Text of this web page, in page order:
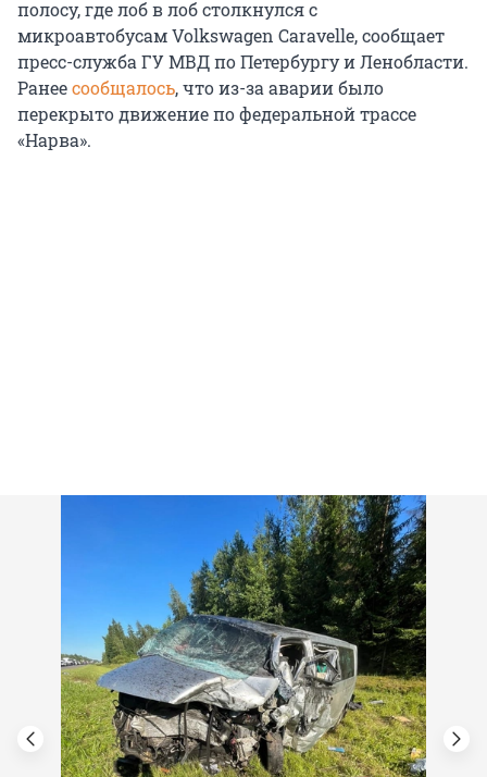
полосу, где лоб в лоб столкнулся с
микроавтобусам Volkswagen Caravelle, сообщает
пресс-служба ГУ МВД по Петербургу и Ленобласти.
Ранеесообщалось, что из-за аварии было
перекрыто движение по федеральной трассе
«Нарва».